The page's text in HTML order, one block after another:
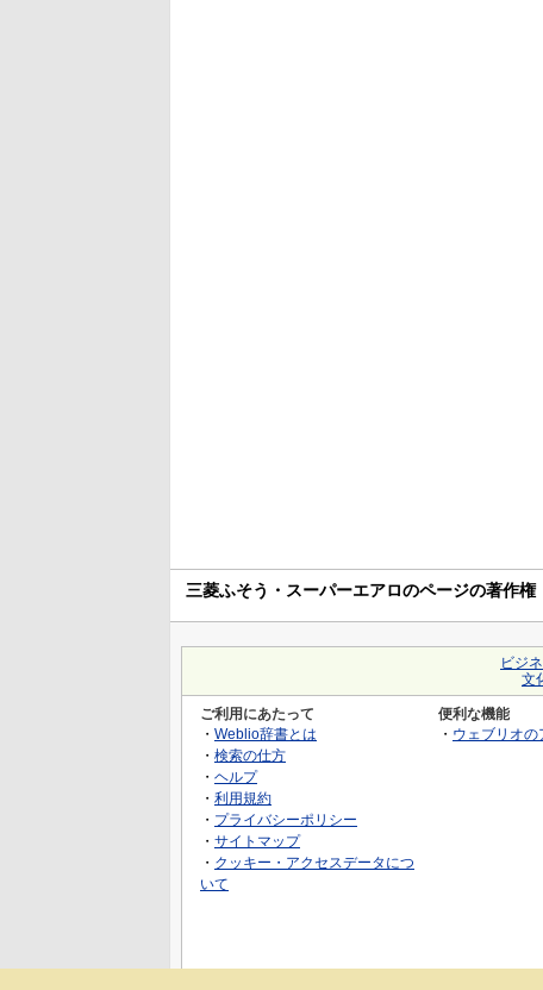
三菱ふそう・スーパーエアロのページの著作権
ビジ
文
ご利用にあたって
・ Weblio辞書とは
・ 検索の仕方
・ ヘルプ
・ 利用規約
・ プライバシーポリシー
・ サイトマップ
・ クッキー・アクセスデータにつ
いて
便利な機能
・ ウェブリオの